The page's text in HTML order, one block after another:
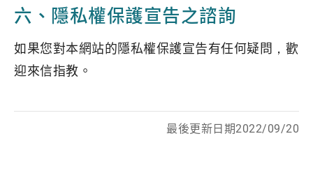
六、隱私權保護宣告之諮詢
如果您對本網站的隱私權保護宣告有任何疑問，歡
迎來信指教。
最後更新日期2022/09/20